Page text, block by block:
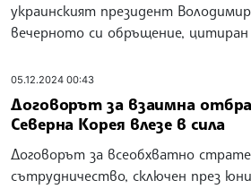
украинският президент
вечерното си обръщение,
05.12.2024 00:43
Договорът за взаимна
Северна Корея влезе в сила
Договорът за всеобхватно
сътрудничество, сключен през